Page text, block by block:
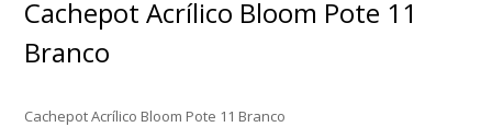
Cachepot Acrílico Bloom Pote 11
Branco
Cachepot Acrílico Bloom Pote 11 Branco